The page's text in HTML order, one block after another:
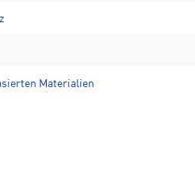
Materialien